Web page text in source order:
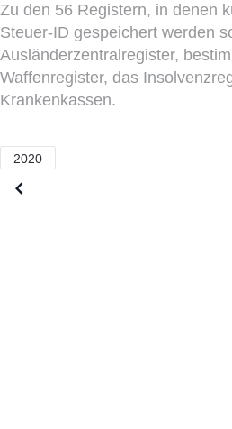
Zu den 56 Registern, in denen
Steuer-ID gespeichert werden
Ausländerzentralregister,
Waffenregister, das
Krankenkassen.
2020